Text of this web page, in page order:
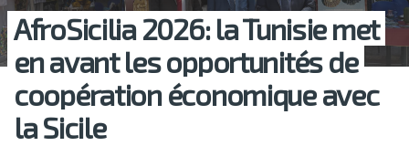
AfroSicilia 2026: la Tunisie met
en avant les opportunités de
coopération économique avec
la Sicile